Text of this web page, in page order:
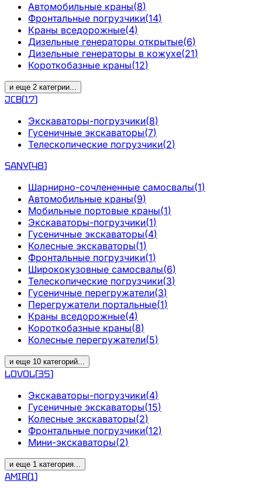
Автомобильные краны(8)
Фронтальные погрузчики(14)
Краны вседорожные(4)
Дизельные генераторы открытые(6)
Дизельные генераторы в кожухе(21)
Короткобазные краны(12)
и еще 2 категрии...
JCB(17)
Экскаваторы-погрузчики(8)
Гусеничные экскаваторы(7)
Телескопические погрузчики(2)
SANY(48)
Шарнирно-сочлененные самосвалы(1)
Автомобильные краны(9)
Мобильные портовые краны(1)
Экскаваторы-погрузчики(1)
Гусеничные экскаваторы(4)
Колесные экскаваторы(1)
Фронтальные погрузчики(1)
Ширококузовные самосвалы(6)
Телескопические погрузчики(3)
Гусеничные перегружатели(3)
Перегружатели портальные(1)
Краны вседорожные(4)
Короткобазные краны(8)
Колесные перегружатели(5)
и еще 10 категорий...
LOVOL(35)
Экскаваторы-погрузчики(4)
Гусеничные экскаваторы(15)
Колесные экскаваторы(2)
Фронтальные погрузчики(12)
Мини-экскаваторы(2)
и еще 1 категория...
AMIR(1)